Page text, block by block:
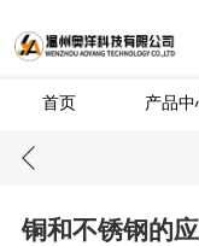
首页 产品中
铜和不锈钢的